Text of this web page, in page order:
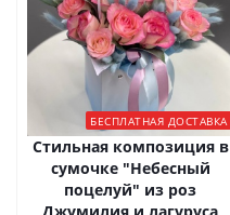
БЕСПЛАТНАЯ ДОСТАВКА
Стильная композиция в
сумочке "Небесный
поцелуй" из роз
Джумилия и лагуруса